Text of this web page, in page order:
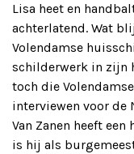
Lisa heet en
achterlatend. Wat
Volendamse
schilderwerk in zijn
toch die
interviewen voor de
Van Zanen heeft
is hij als